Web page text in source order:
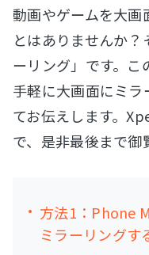
動画やゲームを大画
とはありませんか
ーリング」です。
手軽に大画面にミ
てお伝えします。
で、是非最後まで御
方法1：Phone
ミラーリングす